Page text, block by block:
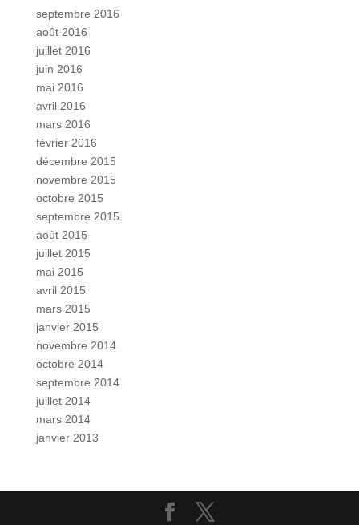
septembre 2016
août 2016
juillet 2016
juin 2016
mai 2016
avril 2016
mars 2016
février 2016
décembre 2015
novembre 2015
octobre 2015
septembre 2015
août 2015
juillet 2015
mai 2015
avril 2015
mars 2015
janvier 2015
novembre 2014
octobre 2014
septembre 2014
juillet 2014
mars 2014
janvier 2013